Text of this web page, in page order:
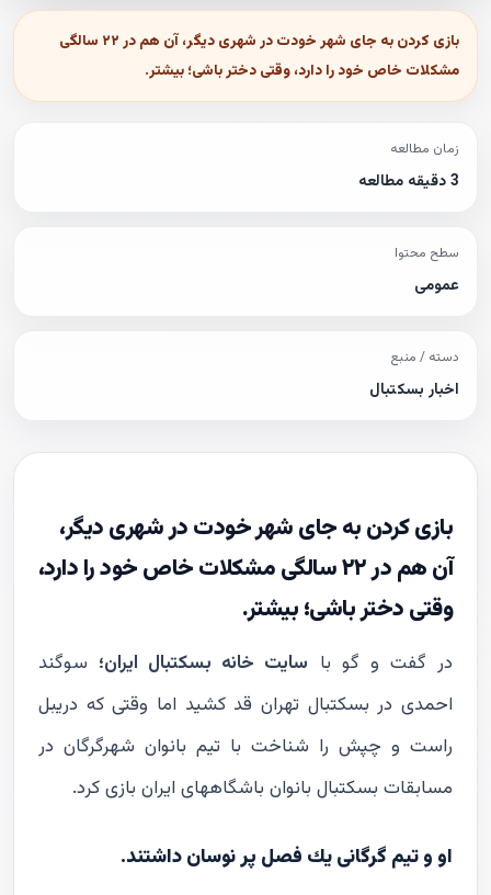
بازى كردن به جاى شهر خودت در شهرى ديگر، آن هم در ٢٢ سالگى
مشكلات خاص خود را دارد، وقتى دختر باشى؛ بيشتر.
زمان مطالعه
3 دقیقه مطالعه
سطح محتوا
عمومی
دسته / منبع
اخبار بسکتبال
بازى كردن به جاى شهر خودت در شهرى ديگر،
آن هم در ٢٢ سالگى مشكلات خاص خود را دارد،
وقتى دختر باشى؛ بيشتر.
در گفت و گو با سايت خانه بسكتبال ايران؛ سوگند
احمدى در بسكتبال تهران قد كشيد اما وقتى كه دريبل
راست و چپش را شناخت با تيم بانوان شهرگرگان در
مسابقات بسكتبال بانوان باشگاههاى ايران بازى كرد.
او و تيم گرگانى يك فصل پر نوسان داشتند.